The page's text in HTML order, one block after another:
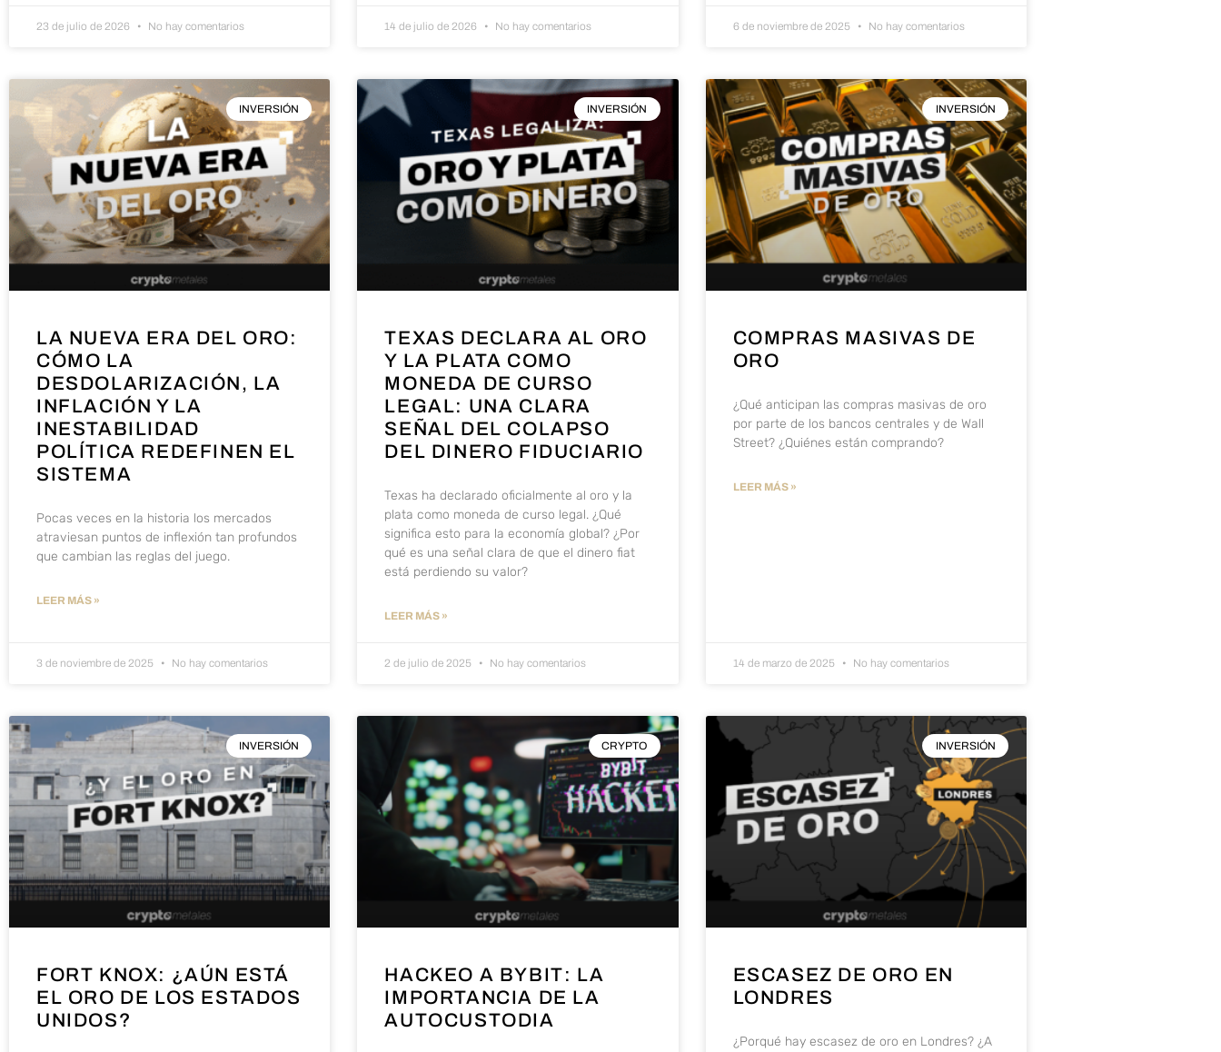
23 de julio de 2026 No hay comentarios 14 de julio de 2026 No hay comentarios 6 de noviembre de 2025 No hay comentarios
INVERSIÓN
LA NUEVA ERA DEL ORO:
CÓMO LA
DESDOLARIZACIÓN, LA
INFLACIÓN Y LA
INESTABILIDAD
POLÍTICA REDEFINEN EL
SISTEMA
Pocas veces en la historia los mercados
atraviesan puntos de inflexión tan profundos
que cambian las reglas del juego.
LEER MÁS »
3 de noviembre de 2025 No hay comentarios
INVERSIÓN
TEXAS DECLARA AL ORO
Y LA PLATA COMO
MONEDA DE CURSO
LEGAL: UNA CLARA
SEÑAL DEL COLAPSO
DEL DINERO FIDUCIARIO
Texas ha declarado oficialmente al oro y la
plata como moneda de curso legal. ¿Qué
significa esto para la economía global? ¿Por
qué es una señal clara de que el dinero fiat
está perdiendo su valor?
LEER MÁS »
2 de julio de 2025 No hay comentarios
INVERSIÓN
COMPRAS MASIVAS DE
ORO
¿Qué anticipan las compras masivas de oro
por parte de los bancos centrales y de Wall
Street? ¿Quiénes están comprando?
LEER MÁS »
14 de marzo de 2025 No hay comentarios
INVERSIÓN
FORT KNOX: ¿AÚN ESTÁ
EL ORO DE LOS ESTADOS
UNIDOS?
CRYPTO
HACKEO A BYBIT: LA
IMPORTANCIA DE LA
AUTOCUSTODIA
INVERSIÓN
ESCASEZ DE ORO EN
LONDRES
¿Porqué hay escasez de oro en Londres? ¿A